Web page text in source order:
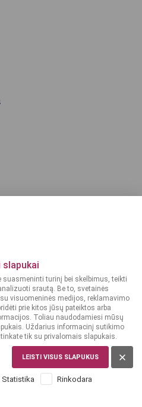
slapukai
suasmeninti turinį bei skelbimus, teikti
srautą. Be to, svetainės
visuomeninės medijos, reklamavimo
prie kitos jūsų pateiktos arba
Toliau naudodamiesi mūsų
Uždarius informacinį sutikimo
tik su privalomais slapukais.
LEISTI VISUS SLAPUKUS
Statistika Rinkodara
gali įsigyti tik asmenys,
20 metų.